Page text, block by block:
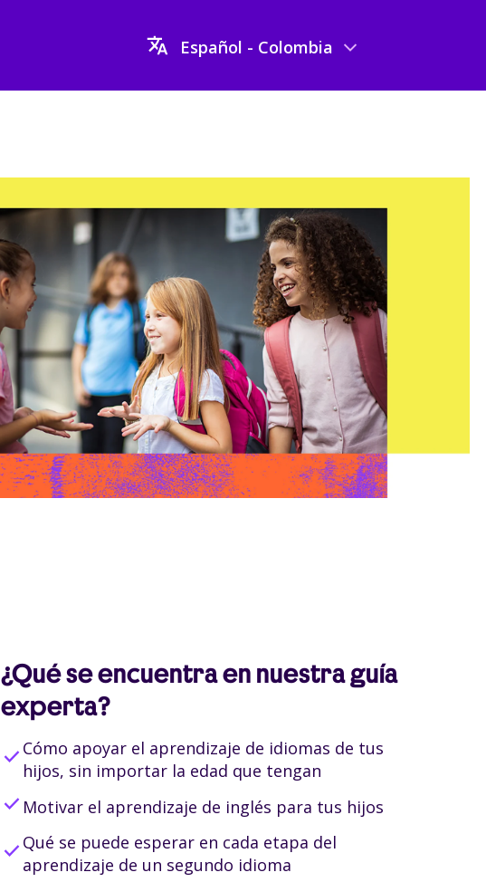
Español - Colombia
¿Qué se encuentra en nuestra guía
experta?
check Cómo apoyar el aprendizaje de idiomas de tus
hijos, sin importar la edad que tengan
check Motivar el aprendizaje de inglés para tus hijos
check Qué se puede esperar en cada etapa del
aprendizaje de un segundo idioma